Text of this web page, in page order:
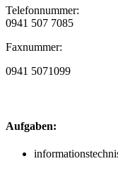
Telefonnummer:
0941 507 7085
Faxnummer:
0941 5071099
Aufgaben: